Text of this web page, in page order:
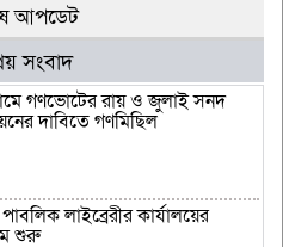
আপডেট
সংবাদ
গণভোটের রায় ও জুলাই সনদ
দাবিতে গণমিছিল
পাবলিক লাইব্রেরীর কার্যালয়ের
শুরু